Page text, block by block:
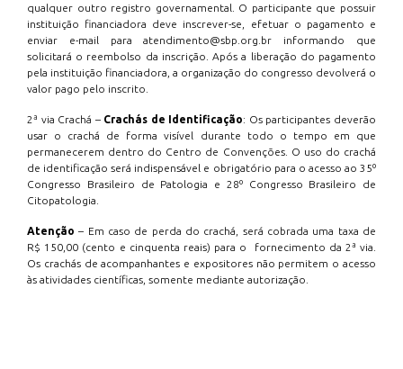
qualquer outro registro governamental. O participante que possuir
instituição financiadora deve inscrever-se, efetuar o pagamento e
enviar e-mail para atendimento@sbp.org.br informando que
solicitará o reembolso da inscrição. Após a liberação do pagamento
pela instituição financiadora, a organização do congresso devolverá o
valor pago pelo inscrito.
2ª via Crachá – Crachás de Identificação: Os participantes deverão
usar o crachá de forma visível durante todo o tempo em que
permanecerem dentro do Centro de Convenções. O uso do crachá
de identificação será indispensável e obrigatório para o acesso ao 35º
Congresso Brasileiro de Patologia e 28º Congresso Brasileiro de
Citopatologia.
Atenção – Em caso de perda do crachá, será cobrada uma taxa de
R$ 150,00 (cento e cinquenta reais) para o fornecimento da 2ª via.
Os crachás de acompanhantes e expositores não permitem o acesso
às atividades científicas, somente mediante autorização.